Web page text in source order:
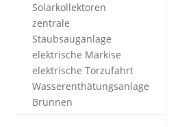
Solarkollektoren
zentrale
Staubsauganlage
elektrische Markise
elektrische Torzufahrt
Wasserenthätungsanlage
Brunnen